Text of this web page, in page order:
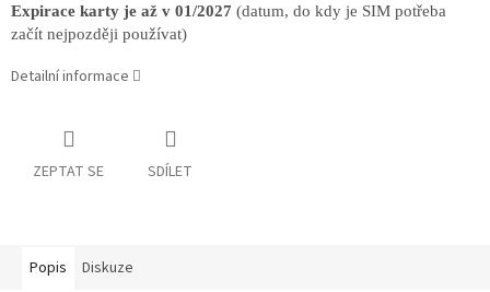
Expirace karty je až v 01/2027 (datum, do kdy je SIM potřeba
začít nejpozději používat)
Detailní informace
ZEPTAT SE SDÍLET
Popis Diskuze